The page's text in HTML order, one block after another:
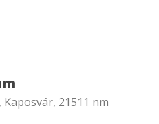
21511 nm